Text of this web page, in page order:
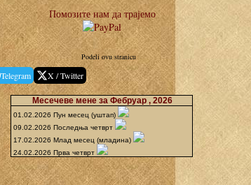
Помозите нам да трајемо
Podeli ovu stranicu
Telegram X / Twitter
Месечеве мене за Фебруар , 2026
01.02.2026 Пун месец (уштап)
09.02.2026 Последња четврт
17.02.2026 Млад месец (младина)
24.02.2026 Прва четврт